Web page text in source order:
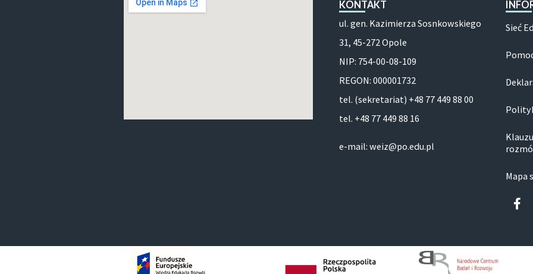
KONTAKT
ul. gen. Kazimierza Sosnkowskiego
31, 45-272 Opole
NIP: 754-00-08-109
REGON: 000001732
tel. (sekretariat) +48 77 449 88 00
tel. +48 77 449 88 16
e-mail: weiz@po.edu.pl
Sieć
Mapa